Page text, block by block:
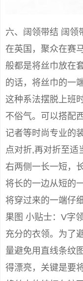
六、阔领带结 阔领
在英国，聚众在赛
般都是将丝巾放在
的话，将丝巾的一
这种系法摆脱上班
不俗气。可以搭配
记者等时尚专业的
点对折,再对折至适
右两侧一长一短，
将长的一边从短的
将穿过来的一端仔
果图 小贴士：V字
充分的衣领。为了
量避免用直线条纹
得漂亮，关键是要